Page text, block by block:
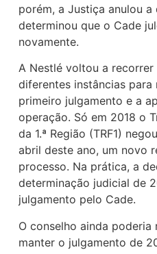
porém, a Justiça anulou a
determinou que o Cade
novamente.
A Nestlé voltou a recorrer
diferentes instâncias para
primeiro julgamento e a
operação. Só em 2018 o
da 1.ª Região (TRF1)
abril deste ano, um novo
processo. Na prática, a
determinação judicial de
julgamento pelo Cade.
O conselho ainda
manter o julgamento de